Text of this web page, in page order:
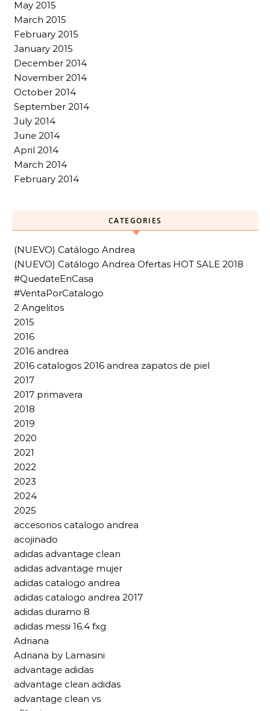
May 2015
March 2015
February 2015
January 2015
December 2014
November 2014
October 2014
September 2014
July 2014
June 2014
April 2014
March 2014
February 2014
CATEGORIES
(NUEVO) Catálogo Andrea
(NUEVO) Catálogo Andrea Ofertas HOT SALE 2018
#QuedateEnCasa
#VentaPorCatalogo
2 Angelitos
2015
2016
2016 andrea
2016 catalogos 2016 andrea zapatos de piel
2017
2017 primavera
2018
2019
2020
2021
2022
2023
2024
2025
accesorios catalogo andrea
acojinado
adidas advantage clean
adidas advantage mujer
adidas catalogo andrea
adidas catalogo andrea 2017
adidas duramo 8
adidas messi 16.4 fxg
Adriana
Adriana by Lamasini
advantage adidas
advantage clean adidas
advantage clean vs